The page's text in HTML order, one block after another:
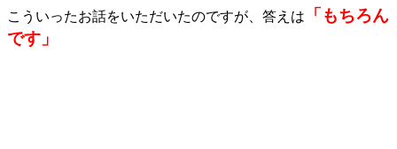
こういったお話をいただいたのですが、答えは
「もちろん
です」